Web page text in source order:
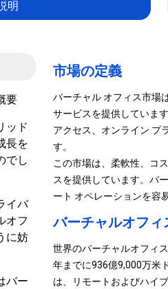
明
要
ッド
長を
でし
イバ
オフ
に妨
バー
市場の定義
バーチャル オフィス市場
サービスを提供していま
アクセス、オンライン プ
す。
この市場は、柔軟性、コ
スを提供しています。バ
ート オペレーションを容
バーチャルオフィ
世界のバーチャルオフィ
年までに936億9,000万米
は、リモートおよびハイ